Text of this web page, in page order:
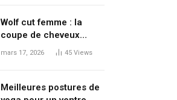
Wolf cut femme : la
coupe de cheveux
tendance qui dynamise
mars 17, 2026 45 Views
Meilleures postures de